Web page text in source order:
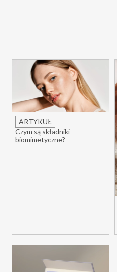
ARTYKUŁ
Czym są składniki
biomimetyczne?